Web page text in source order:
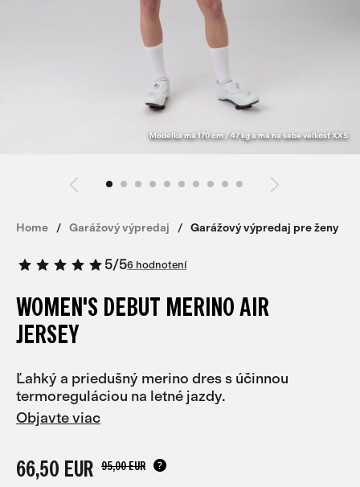
Modelka má 170 cm / 47 kg a má na sebe veľkosť XXS
Home Garážový výpredaj Garážový výpredaj pre ženy
5/56 hodnotení
WOMEN'S DEBUT MERINO AIR
JERSEY
Ľahký a priedušný merino dres s účinnou
termoreguláciou na letné jazdy.
Objavte viac
66,50 EUR 95,00 EUR